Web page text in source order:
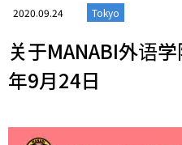
2020.09.24 Tokyo
关于MANABI外语
年9月24日